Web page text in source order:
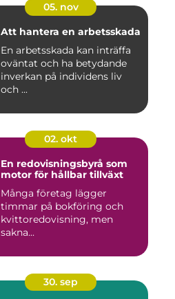
05. nov
Att hantera en arbetsskada
En arbetsskada kan inträffa
oväntat och ha betydande
inverkan på individens liv
och ...
02. okt
En redovisningsbyrå som
motor för hållbar tillväxt
Många företag lägger
timmar på bokföring och
kvittoredovisning, men
sakna...
30. sep